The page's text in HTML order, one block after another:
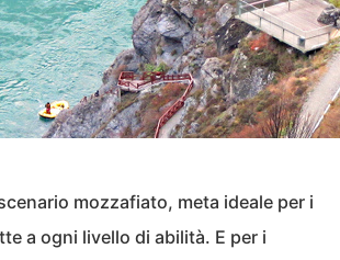
mozzafiato, meta ideale per i
a ogni livello di abilità. E per i